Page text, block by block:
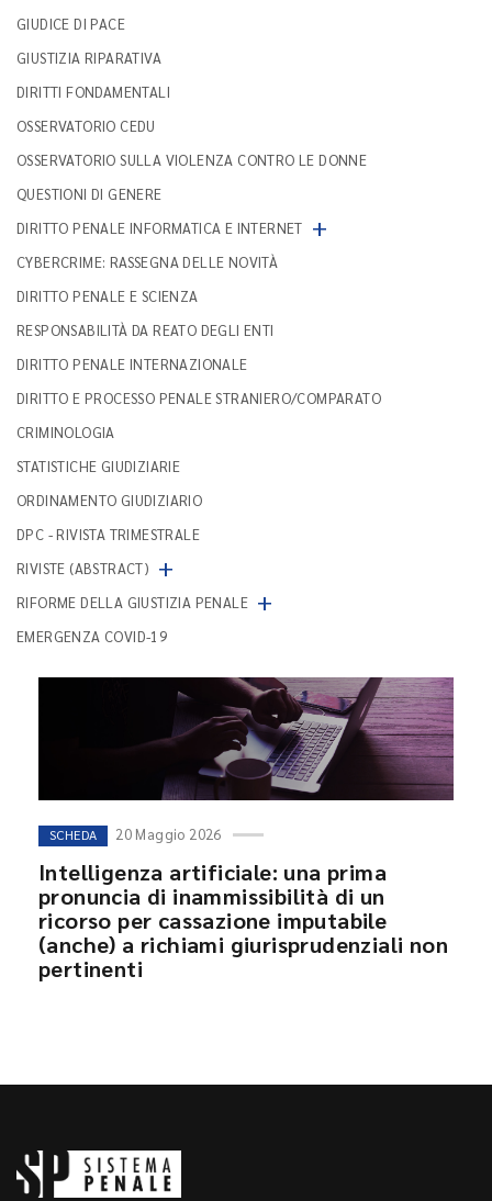
GIUDICE DI PACE
GIUSTIZIA RIPARATIVA
DIRITTI FONDAMENTALI
OSSERVATORIO CEDU
OSSERVATORIO SULLA VIOLENZA CONTRO LE DONNE
QUESTIONI DI GENERE
DIRITTO PENALE INFORMATICA E INTERNET +
CYBERCRIME: RASSEGNA DELLE NOVITÀ
DIRITTO PENALE E SCIENZA
RESPONSABILITÀ DA REATO DEGLI ENTI
DIRITTO PENALE INTERNAZIONALE
DIRITTO E PROCESSO PENALE STRANIERO/COMPARATO
CRIMINOLOGIA
STATISTICHE GIUDIZIARIE
ORDINAMENTO GIUDIZIARIO
DPC - RIVISTA TRIMESTRALE
RIVISTE (ABSTRACT) +
RIFORME DELLA GIUSTIZIA PENALE +
EMERGENZA COVID-19
SCHEDA 20 Maggio 2026
Intelligenza artificiale: una prima
pronuncia di inammissibilità di un
ricorso per cassazione imputabile
(anche) a richiami giurisprudenziali non
pertinenti